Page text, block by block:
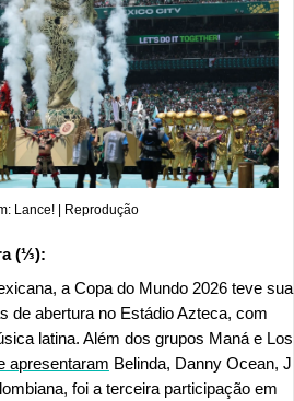
Lance! | Reprodução
(⅓):
a Copa do Mundo 2026 teve sua
de abertura no Estádio Azteca, com
latina. Além dos grupos Maná e Los
apresentaram Belinda, Danny Ocean, J
foi a terceira participação em